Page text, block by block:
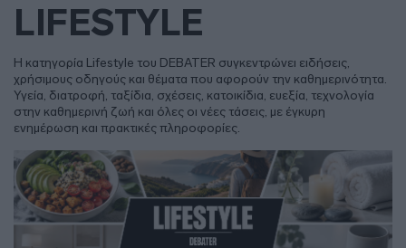
LIFESTYLE
Η κατηγορία Lifestyle του DEBATER συγκεντρώνει ειδήσεις,
χρήσιμους οδηγούς και θέματα που αφορούν την καθημερινότητα.
Υγεία, διατροφή, ταξίδια, σχέσεις, κατοικίδια, ευεξία, τεχνολογία
στην καθημερινή ζωή και όλες οι νέες τάσεις, με έγκυρη
ενημέρωση και πρακτικές πληροφορίες.